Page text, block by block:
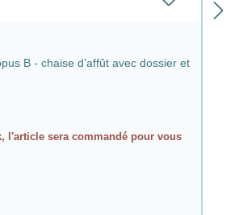
B - chaise d’affût avec dossier et
l'article sera commandé pour vous